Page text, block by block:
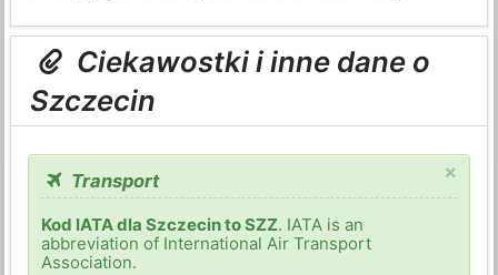
Ciekawostki i inne dane o
Szczecin
×
Transport
Kod IATA dla Szczecin to SZZ. IATA is an
abbreviation of International Air Transport
Association.